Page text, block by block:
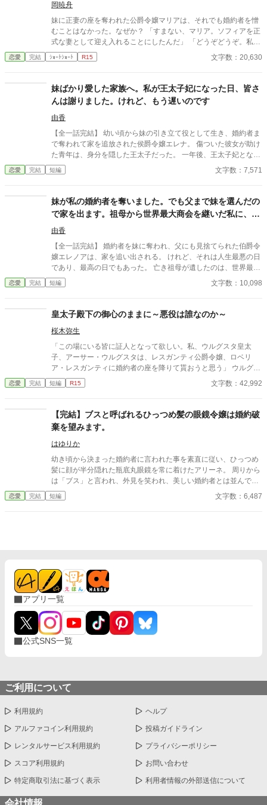
岡暁舟
妹に正妻の座を奪われた公爵令嬢マリアは、それでも婚約者を憎
むことはなかった。なぜか？ 「すまない、マリア。ソフィアを正
式な妻として迎え入れることにしたんだ」 「どうぞどうぞ。私は
何も気にしませんから……」 マリアは妹のソフィアを祝福した。
だが当然、不気味な未来の陰が少しずつ歩み寄っていた。
恋愛 完結 ｼｮｰﾄｼｮｰﾄ R15 文字数：20,630
妹ばかり愛した家族へ。私が王太子妃になった日、皆さ
んは謝りました。けれど、もう遅いのです
由香
【全一話完結】 幼い頃から妹の引き立て役として生き、婚約者ま
で奪われて家を追放された侯爵令嬢エレナ。 傷ついた彼女が助け
た青年は、身分を隠した王太子だった。 一年後、王太子妃となっ
たエレナの前に現れたのは、今さら「家族だから」と擦り寄って
くる両親と妹。 けれど彼女は、もう二度と振り返らない。
恋愛 完結 短編 文字数：7,571
妹が私の婚約者を奪いました。でも父まで妹を選んだの
で家を出ます。祖母から世界最大商会を継いだ私に、今
さら帰ってこいと言われても遅すぎます
由香
【全一話完結】 婚約者を妹に奪われ、父にも見捨てられた伯爵令
嬢エレノアは、家を追い出される。 けれど、それは人生最悪の日
であり、最高の日でもあった。 亡き祖母が遺したのは、世界最大
商会の会頭の座と莫大な財産。 商会を立て直し、世界中から称賛
される一方で、没落した家族と元婚約者は「戻ってきてほしい」
く未来です。」 もう二度と、その手は取りません。
恋愛 完結 短編 文字数：10,098
皇太子殿下の御心のままに～悪役は誰なのか～
桜木弥生
「この場にいる皆に証人となって欲しい。私、ウルグスタ皇太
子、アーサー・ウルグスタは、レスガンティ公爵令嬢、ロベリ
ア・レスガンティに婚約者の座を降りて貰おうと思う」 ウルグス
タ皇国の立太子式典の最中、皇太子になったアーサーは婚約者の
ロベリアへの急な婚約破棄宣言？ ◆本編◆ 婚約破棄を回避しよう
語の通りに進めようとして画策したヒロインエリー。 そして攻略
者達の後日談の三部作です。 ◆番外編◆ 番外編を随時更新してい
ます。 全てタイトルの人物が主役となっています。 ありがちな設
定なので、もしかしたら同じようなお話があるかもしれません。
もし似たような作品があったら大変申し訳ありません。 なろう様
にも掲載中です。
恋愛 完結 短編 R15 文字数：42,992
【完結】ブスと呼ばれるひっつめ髪の眼鏡令嬢は婚約破
棄を望みます。
はゆりか
幼き頃から決まった婚約者に言われた事を素直に従い、ひっつめ
髪に顔が半分隠れた瓶底丸眼鏡を常に着けたアリーネ。 周りから
は「ブス」と言われ、外見を笑われ、美しい婚約者とは並んで歩
くのも忌わしいと言われていた。 婚約者のバロックはそれはもう
見目の美しい青年。 ただ、美しいのはその見た目だけ。 心の汚い
恋愛 完結 短編 文字数：6,487
アプリ一覧
公式SNS一覧
ご利用について
利用規約 ヘルプ
アルファコイン利用規約 投稿ガイドライン
レンタルサービス利用規約 プライバシーポリシー
スコア利用規約 お問い合わせ
特定商取引法に基づく表示 利用者情報の外部送信について
会社情報